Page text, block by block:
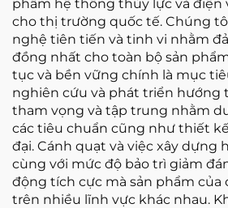
phẩm hệ thống thủy lực và điện
cho thị trường quốc tế. Chúng
nghệ tiên tiến và tinh vi nhằm
đồng nhất cho toàn bộ sản
tục và bền vững chính là mục
nghiên cứu và phát triển hướng
tham vọng và tập trung nhằm
các tiêu chuẩn cũng như thiết
đại. Cánh quạt và việc xây dựng
cùng với mức độ bảo trì giảm
động tích cực mà sản phẩm của
trên nhiều lĩnh vực khác nhau.